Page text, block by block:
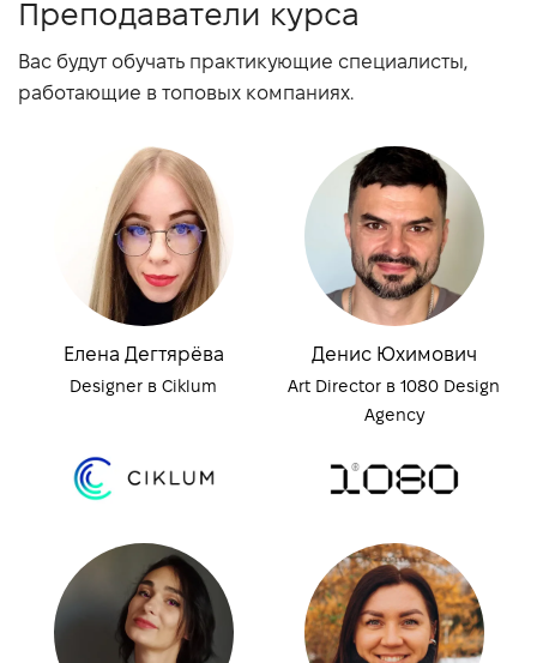
Преподаватели курса
Вас будут обучать практикующие специалисты,
работающие в топовых компаниях.
Елена Дегтярёва
Designer в Ciklum
Денис Юхимович
Art Director в 1080 Design
Agency